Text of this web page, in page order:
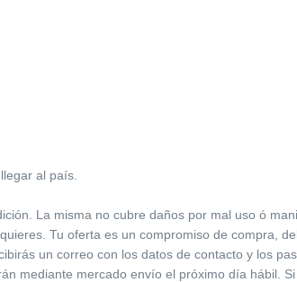
al país.
La misma no cubre daños por mal uso ó
Tu oferta es un compromiso de compra,
un correo con los datos de contacto y los
mediante mercado envío el próximo día